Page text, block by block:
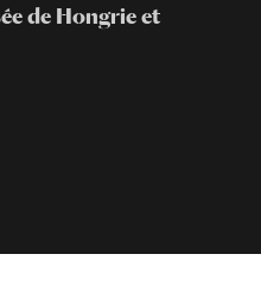
de Hongrie et